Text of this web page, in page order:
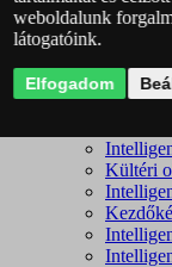
Okos
Okos
Kültéri
weboldalunk
látogatóink.
Elfogadom